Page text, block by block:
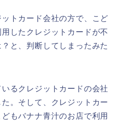
トカード会社の方で、こど
したクレジットカードが不
と、判断してしまったみた
るクレジットカードの会社
。そして、クレジットカー
もバナナ青汁のお店で利用